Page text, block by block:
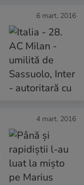
6 mart. 2016
4 mart. 2016